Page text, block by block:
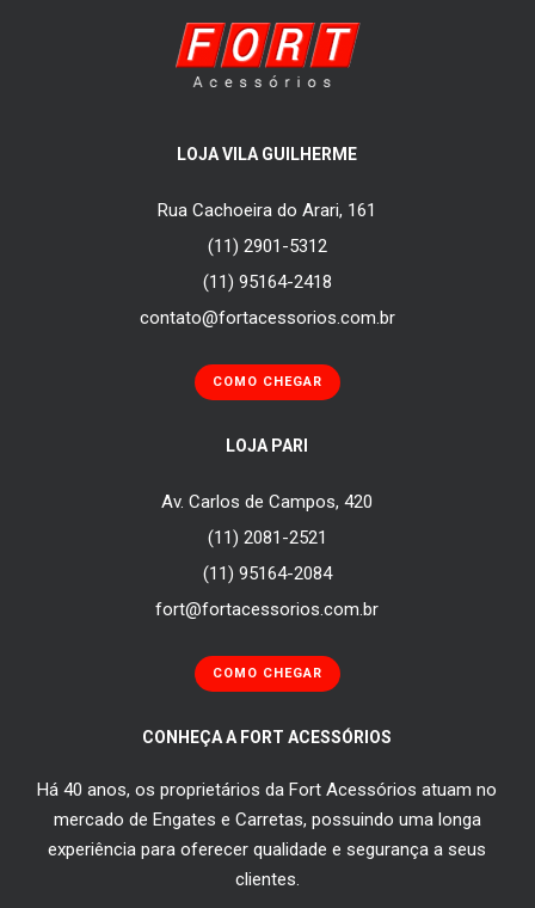
LOJA VILA GUILHERME
Rua Cachoeira do Arari, 161
(11) 2901-5312
(11) 95164-2418
contato@fortacessorios.com.br
COMO CHEGAR
LOJA PARI
Av. Carlos de Campos, 420
(11) 2081-2521
(11) 95164-2084
fort@fortacessorios.com.br
COMO CHEGAR
CONHEÇA A FORT ACESSÓRIOS
Há 40 anos, os proprietários da Fort Acessórios atuam no
mercado de Engates e Carretas, possuindo uma longa
experiência para oferecer qualidade e segurança a seus
clientes.